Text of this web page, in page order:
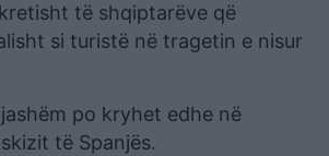
të shqiptarëve që
si turistë në tragetin e nisur
po kryhet edhe në
të Spanjës.